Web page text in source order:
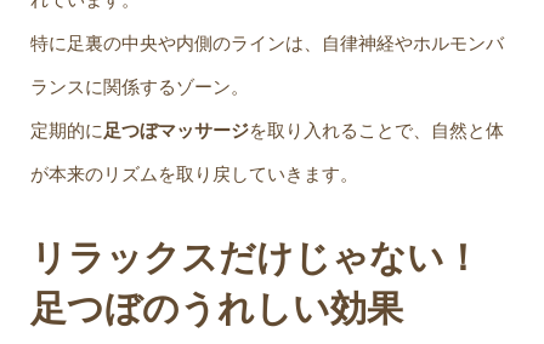
特に足裏の中央や内側のラインは、自律神経やホルモンバ
ランスに関係するゾーン。
定期的に 足つぼマッサージを取り入れることで、自然と体
が本来のリズムを取り戻していきます。
リラックスだけじゃない！
足つぼのうれしい効果